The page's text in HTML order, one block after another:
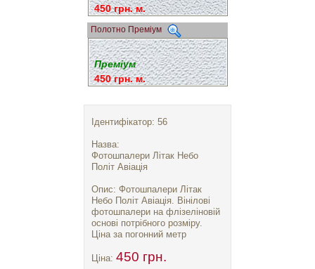
450 грн. м.
Полотно Преміум
Преміум
450 грн. м.
Ідентифікатор: 56
Назва:
Фотошпалери Літак Небо
Політ Авіація
Опис: Фотошпалери Літак
Небо Політ Авіація. Вінілові
фотошпалери на флізеліновій
основі потрібного розміру.
Ціна за погонний метр
Ціна: 450 грн.